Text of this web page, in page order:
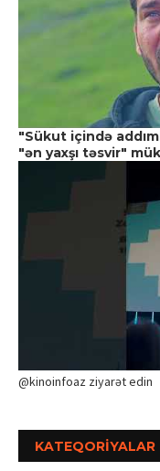
"Sükut içində
"ən yaxşı təsvir"
@kinoinfoaz ziyarət edin
KATEQORIYALAR